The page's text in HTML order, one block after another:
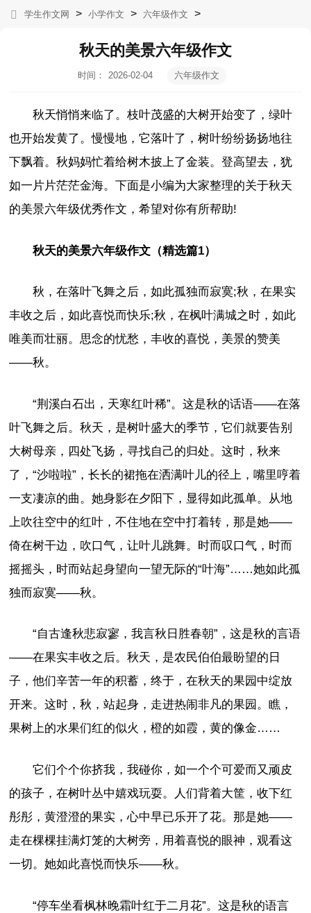
学生作文网 > 小学作文 > 六年级作文 >
秋天的美景六年级作文
时间：
2026-02-04
六年级作文
秋天悄悄来临了。枝叶茂盛的大树开始变了，绿叶
也开始发黄了。慢慢地，它落叶了，树叶纷纷扬扬地往
下飘着。秋妈妈忙着给树木披上了金装。登高望去，犹
如一片片茫茫金海。下面是小编为大家整理的关于秋天
的美景六年级优秀作文，希望对你有所帮助!
秋天的美景六年级作文（精选篇1）
秋，在落叶飞舞之后，如此孤独而寂寞;秋，在果实
丰收之后，如此喜悦而快乐;秋，在枫叶满城之时，如此
唯美而壮丽。思念的忧愁，丰收的喜悦，美景的赞美
——秋。
“荆溪白石出，天寒红叶稀”。这是秋的话语——在落
叶飞舞之后。秋天，是树叶盛大的季节，它们就要告别
大树母亲，四处飞扬，寻找自己的归处。这时，秋来
了，“沙啦啦”，长长的裙拖在洒满叶儿的径上，嘴里哼着
一支凄凉的曲。她身影在夕阳下，显得如此孤单。从地
上吹往空中的红叶，不住地在空中打着转，那是她——
倚在树干边，吹口气，让叶儿跳舞。时而叹口气，时而
摇摇头，时而站起身望向一望无际的“叶海”……她如此孤
独而寂寞——秋。
“自古逢秋悲寂寥，我言秋日胜春朝”，这是秋的言语
——在果实丰收之后。秋天，是农民伯伯最盼望的日
子，他们辛苦一年的积蓄，终于，在秋天的果园中绽放
开来。这时，秋，站起身，走进热闹非凡的果园。瞧，
果树上的水果们红的似火，橙的如霞，黄的像金……
它们个个你挤我，我碰你，如一个个可爱而又顽皮
的孩子，在树叶丛中嬉戏玩耍。人们背着大筐，收下红
彤彤，黄澄澄的果实，心中早已乐开了花。那是她——
走在棵棵挂满灯笼的大树旁，用着喜悦的眼神，观看这
一切。她如此喜悦而快乐——秋。
“停车坐看枫林晚霜叶红于二月花”。这是秋的语言